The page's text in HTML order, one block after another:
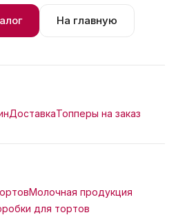
На главную
ДоставкаТопперы на заказ
Молочная продукция
для тортов